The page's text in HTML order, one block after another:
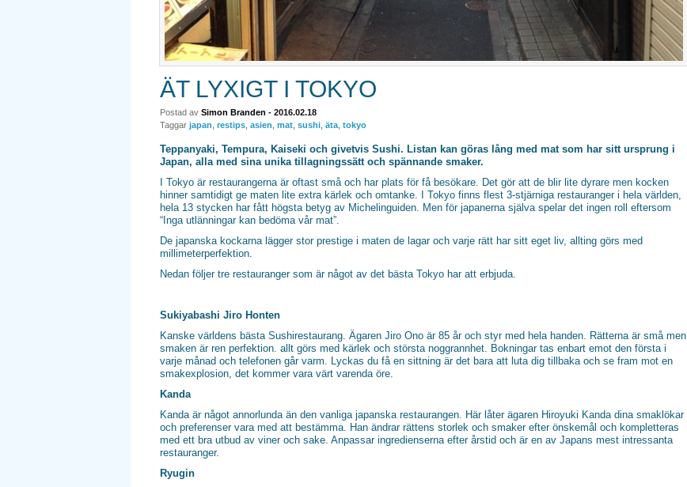
ÄT LYXIGT I TOKYO
Postad avSimon Branden - 2016.02.18
Taggar japan,restips,asien,mat,sushi,äta,tokyo
Teppanyaki, Tempura, Kaiseki och givetvis Sushi. Listan kan göras lång med mat som har sitt ursprung i
Japan, alla med sina unika tillagningssätt och spännande smaker.
I Tokyo är restaurangerna är oftast små och har plats för få besökare. Det gör att de blir lite dyrare men kocken
hinner samtidigt ge maten lite extra kärlek och omtanke. I Tokyo finns flest 3-stjärniga restauranger i hela världen,
hela 13 stycken har fått högsta betyg av Michelinguiden. Men för japanerna själva spelar det ingen roll eftersom
“Inga utlänningar kan bedöma vår mat”.
De japanska kockarna lägger stor prestige i maten de lagar och varje rätt har sitt eget liv, allting görs med
millimeterperfektion.
Nedan följer tre restauranger som är något av det bästa Tokyo har att erbjuda.
Sukiyabashi Jiro Honten
Kanske världens bästa Sushirestaurang. Ägaren Jiro Ono är 85 år och styr med hela handen. Rätterna är små men
smaken är ren perfektion. allt görs med kärlek och största noggrannhet. Bokningar tas enbart emot den första i
varje månad och telefonen går varm. Lyckas du få en sittning är det bara att luta dig tillbaka och se fram mot en
smakexplosion, det kommer vara värt varenda öre.
Kanda
Kanda är något annorlunda än den vanliga japanska restaurangen. Här låter ägaren Hiroyuki Kanda dina smaklökar
och preferenser vara med att bestämma. Han ändrar rättens storlek och smaker efter önskemål och kompletteras
med ett bra utbud av viner och sake. Anpassar ingredienserna efter årstid och är en av Japans mest intressanta
restauranger.
Ryugin